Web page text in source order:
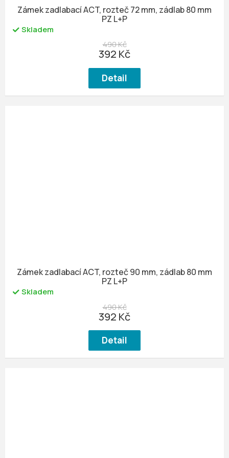
Zámek zadlabací ACT, rozteč 72 mm, zádlab 80 mm
PZ L+P
Skladem
490 Kč
392 Kč
Detail
Zámek zadlabací ACT, rozteč 90 mm, zádlab 80 mm
PZ L+P
Skladem
490 Kč
392 Kč
Detail